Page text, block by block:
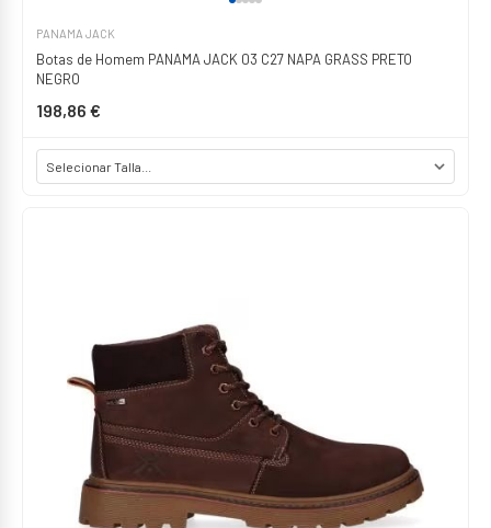
PANAMA JACK
Botas de Homem PANAMA JACK 03 C27 NAPA GRASS PRETO
NEGRO
198,86 €